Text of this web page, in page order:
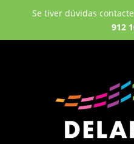
Se tiver dúvidas
912